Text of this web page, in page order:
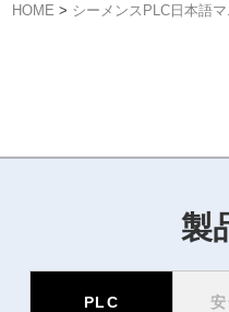
HOME > シーメンスPLC日本語
製
PLC